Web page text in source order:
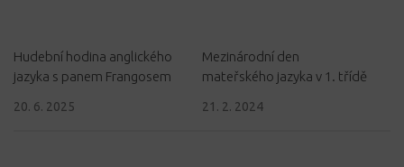
Hudební hodina anglického
jazyka s panem Frangosem
20. 6. 2025
Mezinárodní den
mateřského jazyka v 1. třídě
21. 2. 2024